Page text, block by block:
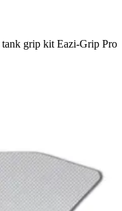
grip kit Eazi-Grip Pro